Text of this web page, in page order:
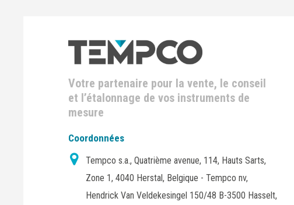
Votre partenaire pour la vente, le conseil
et l’étalonnage de vos instruments de
mesure
Coordonnées
Tempco s.a., Quatrième avenue, 114, Hauts Sarts,
Zone 1, 4040 Herstal, Belgique - Tempco nv,
Hendrick Van Veldekesingel 150/48 B-3500 Hasselt,